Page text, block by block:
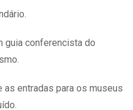
guia conferencista do
entradas para os museus